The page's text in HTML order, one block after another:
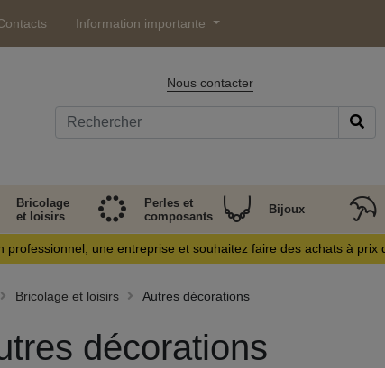
Information importante
Nous contacter
Bricolage
et loisirs
Perles et
composants
Bijoux
professionnel, une entreprise et souhaitez faire des achats à prix
Bricolage et loisirs Autres décorations
décorations